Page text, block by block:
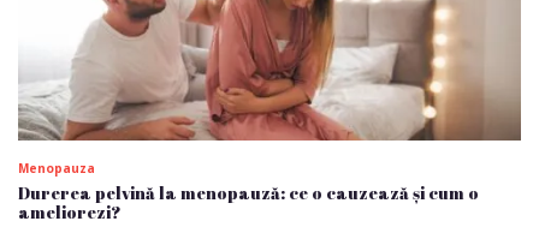
Menopauza
Durerea pelvină la menopauză: ce o cauzează și cum o
ameliorezi?